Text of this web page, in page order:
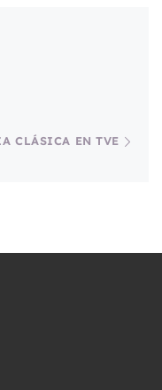
CLÁSICA EN TVE